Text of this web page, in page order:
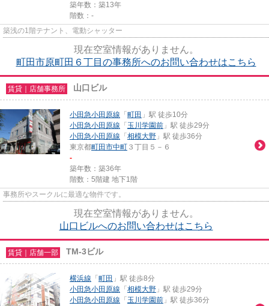
築年数：築13年
階数：-
築浅の1階テナント、電動シャッター
現在空室情報がありません。
町田市原町田６丁目の事務所へのお問い合わせはこちら
賃貸｜店舗事務所 山口ビル
小田急小田原線 「 町田 」駅 徒歩10分
小田急小田原線 「 玉川学園前 」駅 徒歩29分
小田急小田原線 「 相模大野 」駅 徒歩36分
東京都町田市中町 ３丁目５－６
-
築年数：築36年
階数：5階建 地下1階
事務所やスークルに最適な物件です。
現在空室情報がありません。
山口ビルへのお問い合わせはこちら
賃貸｜店舗一部 TM-3ビル
横浜線 「 町田 」駅 徒歩8分
小田急小田原線 「 相模大野 」駅 徒歩29分
小田急小田原線 「 玉川学園前 」駅 徒歩36分